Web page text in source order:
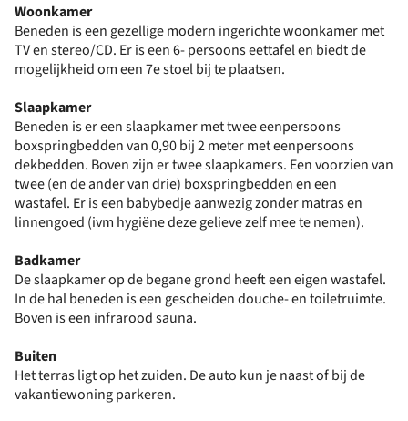
Woonkamer
Beneden is een gezellige modern ingerichte woonkamer met
TV en stereo/CD. Er is een 6- persoons eettafel en biedt de
mogelijkheid om een 7e stoel bij te plaatsen.
Slaapkamer
Beneden is er een slaapkamer met twee eenpersoons
boxspringbedden van 0,90 bij 2 meter met eenpersoons
dekbedden. Boven zijn er twee slaapkamers. Een voorzien van
twee (en de ander van drie) boxspringbedden en een
wastafel. Er is een babybedje aanwezig zonder matras en
linnengoed (ivm hygiëne deze gelieve zelf mee te nemen).
Badkamer
De slaapkamer op de begane grond heeft een eigen wastafel.
In de hal beneden is een gescheiden douche- en toiletruimte.
Boven is een infrarood sauna.
Buiten
Het terras ligt op het zuiden. De auto kun je naast of bij de
vakantiewoning parkeren.